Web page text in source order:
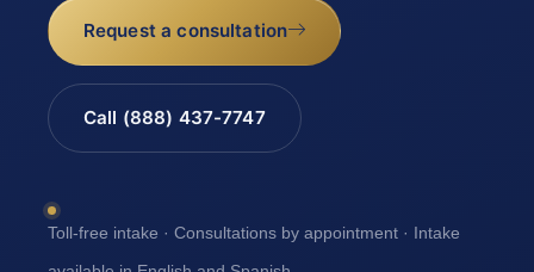
Request a consultation
Call (888) 437-7747
Toll-free intake · Consultations by appointment · Intake